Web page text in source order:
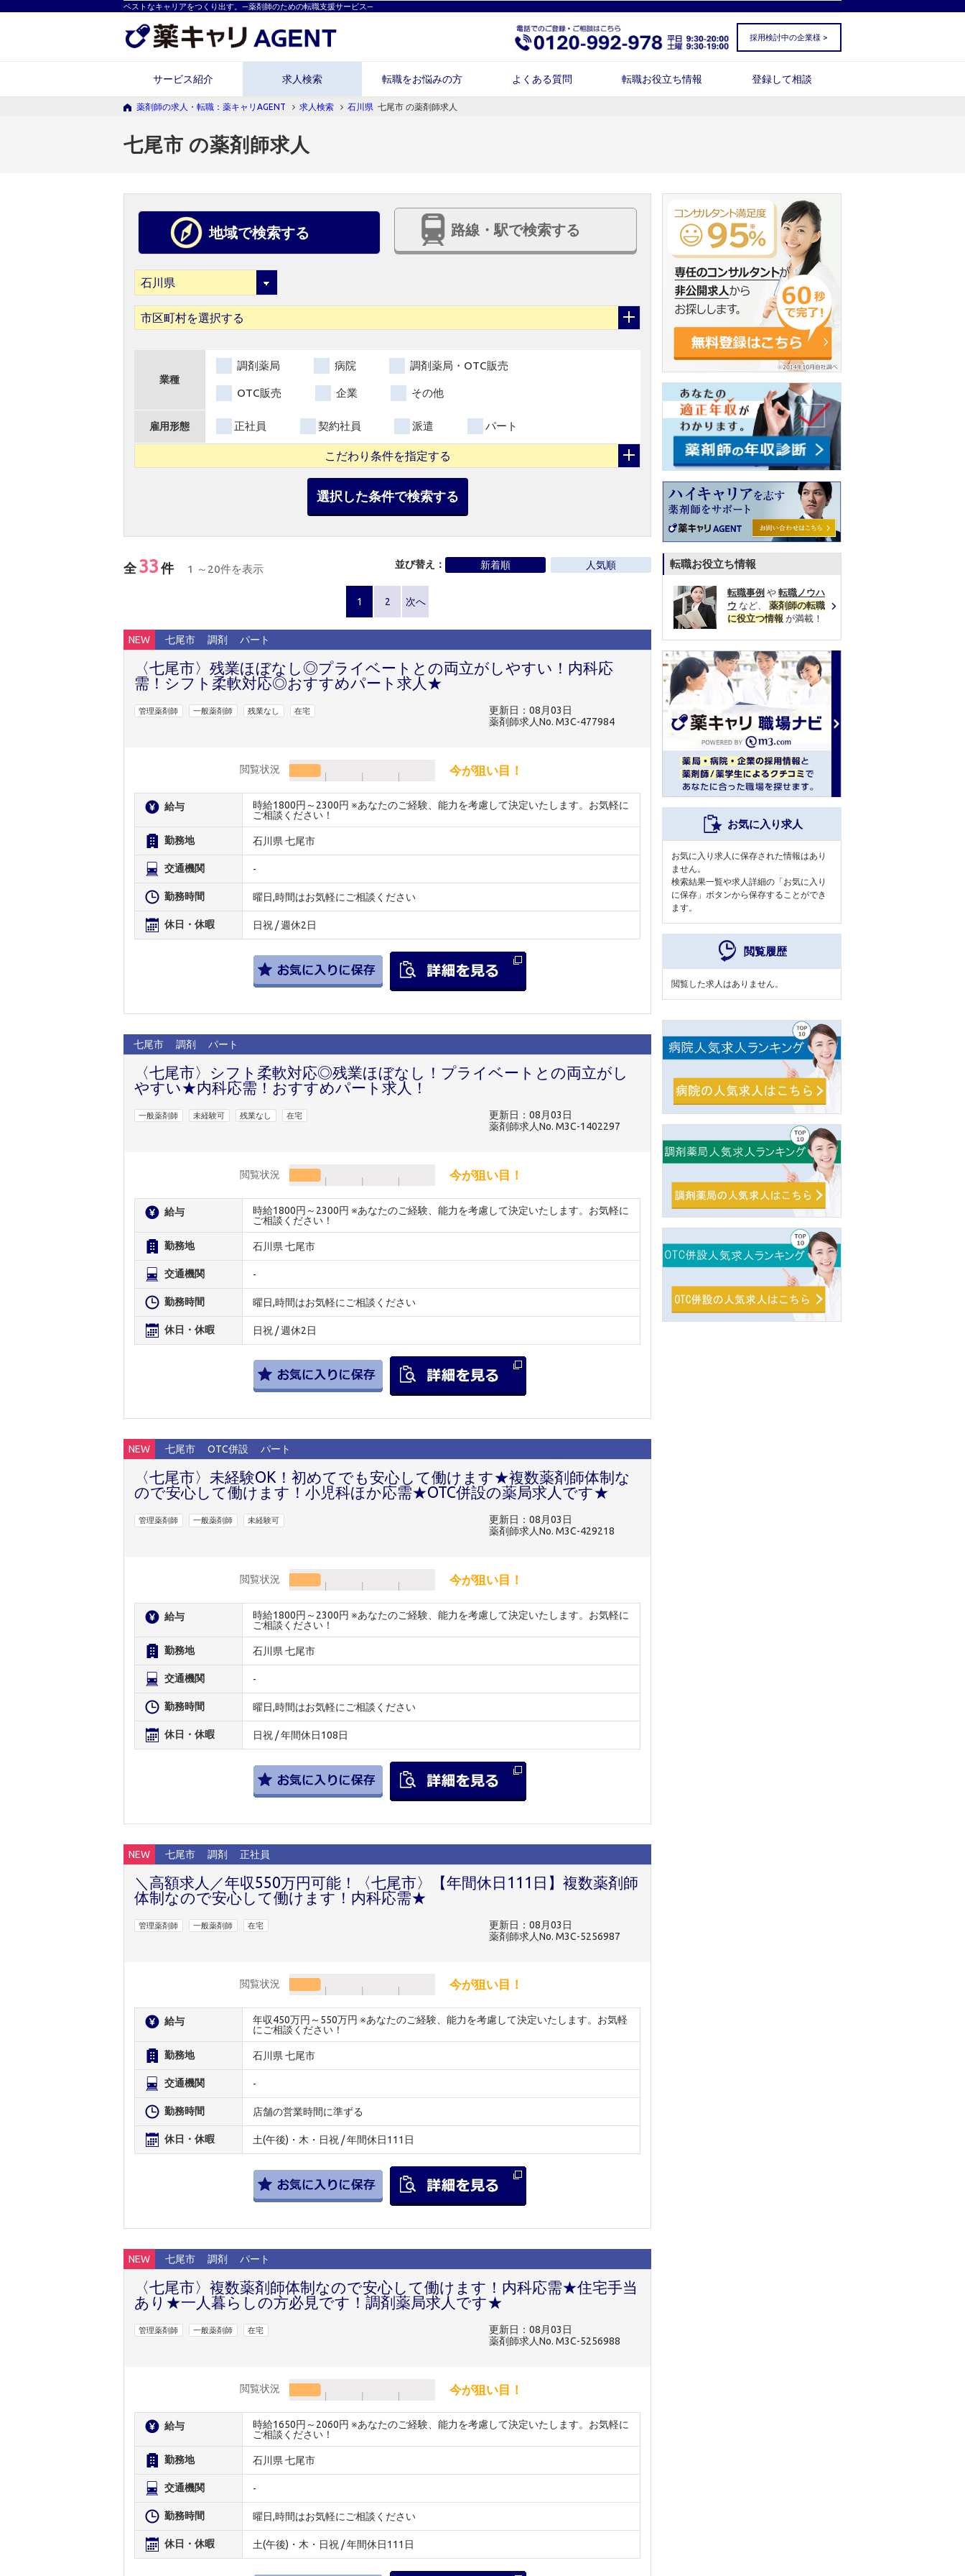
ベストなキャリアをつくり出す。―薬剤師のための転職支援サービス―
採用検討中の企業様 >
サービス紹介 求人検索 転職をお悩みの方 よくある質問 転職お役立ち情報 登録して相談
薬剤師の求人・転職：薬キャリAGENT 求人検索 石川県 七尾市 の薬剤師求人
七尾市 の薬剤師求人
地域で検索する 路線・駅で検索する
市区町村を選択する
業種
調剤薬局 病院 調剤薬局・OTC販売
OTC販売 企業 その他
雇用形態 正社員 契約社員 派遣 パート
こだわり条件を指定する
選択した条件で検索する
全 33 件 1 ～20件を表示 並び替え： 新着順 人気順
1 2 次へ
NEW 七尾市 調剤 パート
〈七尾市〉残業ほぼなし◎プライベートとの両立がしやすい！内科応
需！シフト柔軟対応◎おすすめパート求人★
管理薬剤師 一般薬剤師 残業なし 在宅
更新日：08月03日
薬剤師求人No. M3C-477984
閲覧状況 今が狙い目！
給与
時給1800円～2300円 ※あなたのご経験、能力を考慮して決定いたします。お気軽に
ご相談ください！
勤務地 石川県 七尾市
交通機関 -
勤務時間 曜日,時間はお気軽にご相談ください
休日・休暇 日祝 / 週休2日
七尾市 調剤 パート
〈七尾市〉シフト柔軟対応◎残業ほぼなし！プライベートとの両立がし
やすい★内科応需！おすすめパート求人！
一般薬剤師 未経験可 残業なし 在宅
更新日：08月03日
薬剤師求人No. M3C-1402297
閲覧状況 今が狙い目！
給与
時給1800円～2300円 ※あなたのご経験、能力を考慮して決定いたします。お気軽に
ご相談ください！
勤務地 石川県 七尾市
交通機関 -
勤務時間 曜日,時間はお気軽にご相談ください
休日・休暇 日祝 / 週休2日
NEW 七尾市 OTC併設 パート
〈七尾市〉未経験OK！初めてでも安心して働けます★複数薬剤師体制な
ので安心して働けます！小児科ほか応需★OTC併設の薬局求人です★
管理薬剤師 一般薬剤師 未経験可
更新日：08月03日
薬剤師求人No. M3C-429218
閲覧状況 今が狙い目！
給与
時給1800円～2300円 ※あなたのご経験、能力を考慮して決定いたします。お気軽に
ご相談ください！
勤務地 石川県 七尾市
交通機関 -
勤務時間 曜日,時間はお気軽にご相談ください
休日・休暇 日祝 / 年間休日108日
NEW 七尾市 調剤 正社員
＼高額求人／年収550万円可能！〈七尾市〉【年間休日111日】複数薬剤師
体制なので安心して働けます！内科応需★
管理薬剤師 一般薬剤師 在宅
更新日：08月03日
薬剤師求人No. M3C-5256987
閲覧状況 今が狙い目！
給与
年収450万円～550万円 ※あなたのご経験、能力を考慮して決定いたします。お気軽
にご相談ください！
勤務地 石川県 七尾市
交通機関 -
勤務時間 店舗の営業時間に準ずる
休日・休暇 土(午後)・木・日祝 / 年間休日111日
NEW 七尾市 調剤 パート
〈七尾市〉複数薬剤師体制なので安心して働けます！内科応需★住宅手当
あり★一人暮らしの方必見です！調剤薬局求人です★
管理薬剤師 一般薬剤師 在宅
更新日：08月03日
薬剤師求人No. M3C-5256988
閲覧状況 今が狙い目！
給与
時給1650円～2060円 ※あなたのご経験、能力を考慮して決定いたします。お気軽に
ご相談ください！
勤務地 石川県 七尾市
交通機関 -
勤務時間 曜日,時間はお気軽にご相談ください
休日・休暇 土(午後)・木・日祝 / 年間休日111日
転職お役立ち情報
転職事例 や 転職ノウハ
ウ など、 薬剤師の転職
に役立つ情報 が満載！
お気に入り求人
お気に入り求人に保存された情報はあり
ません。
検索結果一覧や求人詳細の「お気に入り
に保存」ボタンから保存することができ
ます。
閲覧履歴
閲覧した求人はありません。